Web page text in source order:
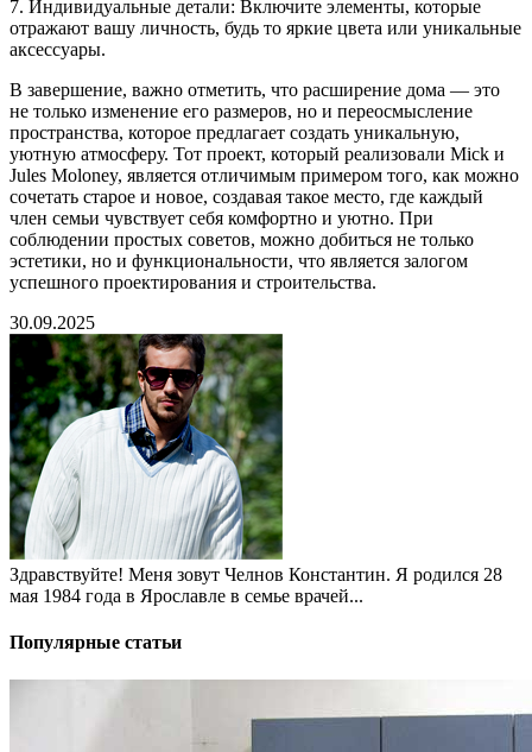
7. Индивидуальные детали: Включите элементы, которые
отражают вашу личность, будь то яркие цвета или уникальные
аксессуары.
В завершение, важно отметить, что расширение дома — это
не только изменение его размеров, но и переосмысление
пространства, которое предлагает создать уникальную,
уютную атмосферу. Тот проект, который реализовали Mick и
Jules Moloney, является отличимым примером того, как можно
сочетать старое и новое, создавая такое место, где каждый
член семьи чувствует себя комфортно и уютно. При
соблюдении простых советов, можно добиться не только
эстетики, но и функциональности, что является залогом
успешного проектирования и строительства.
30.09.2025
Здравствуйте! Меня зовут Челнов Константин. Я родился 28
мая 1984 года в Ярославле в семье врачей...
Популярные статьи